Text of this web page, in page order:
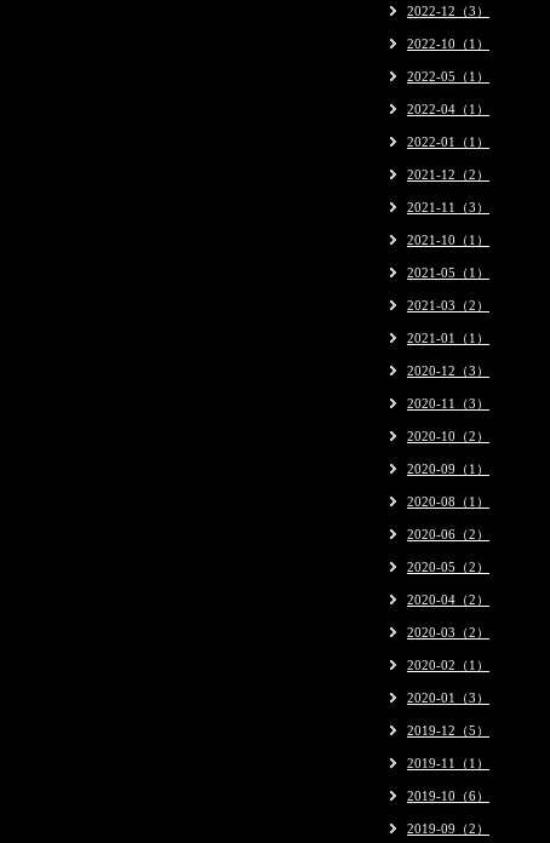
2022-12（3）
2022-10（1）
2022-05（1）
2022-04（1）
2022-01（1）
2021-12（2）
2021-11（3）
2021-10（1）
2021-05（1）
2021-03（2）
2021-01（1）
2020-12（3）
2020-11（3）
2020-10（2）
2020-09（1）
2020-08（1）
2020-06（2）
2020-05（2）
2020-04（2）
2020-03（2）
2020-02（1）
2020-01（3）
2019-12（5）
2019-11（1）
2019-10（6）
2019-09（2）